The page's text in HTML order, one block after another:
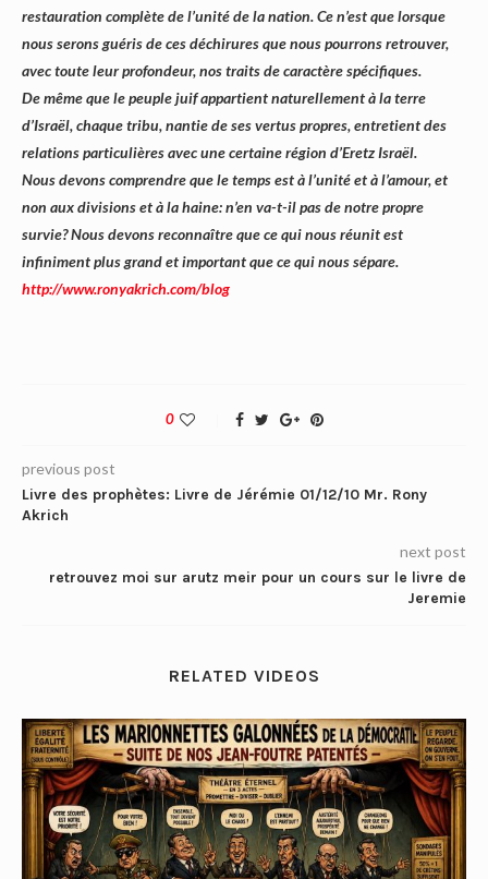
restauration complète de l’unité de la nation. Ce n’est que lorsque
nous serons guéris de ces déchirures que nous pourrons retrouver,
avec toute leur profondeur, nos traits de caractère spécifiques.
De même que le peuple juif appartient naturellement à la terre
d’Israël, chaque tribu, nantie de ses vertus propres, entretient des
relations particulières avec une certaine région d’Eretz Israël.
Nous devons comprendre que le temps est à l’unité et à l’amour, et
non aux divisions et à la haine: n’en va-t-il pas de notre propre
survie? Nous devons reconnaître que ce qui nous réunit est
infiniment plus grand et important que ce qui nous sépare.
http://www.ronyakrich.com/blog
0
previous post
Livre des prophètes: Livre de Jérémie 01/12/10 Mr. Rony
Akrich
next post
retrouvez moi sur arutz meir pour un cours sur le livre de
Jeremie
RELATED VIDEOS